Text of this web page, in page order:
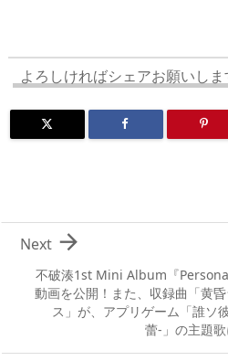
s o
n
よろしければシェアお願いしま
不破湊1st Mini Album『
動画を公開！また、収録曲「黄
ス」が、アプリゲーム「誰ソ
蕾-」の主題歌

Next